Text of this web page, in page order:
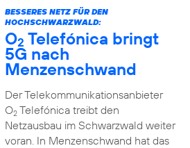
BESSERES NETZ FÜR DEN
HOCHSCHWARZWALD:
O2 Telefónica bringt
5G nach
Menzenschwand
Der Telekommunikationsanbieter
O2Telefónica treibt den
Netzausbau im Schwarzwald weiter
voran. In Menzenschwand hat das